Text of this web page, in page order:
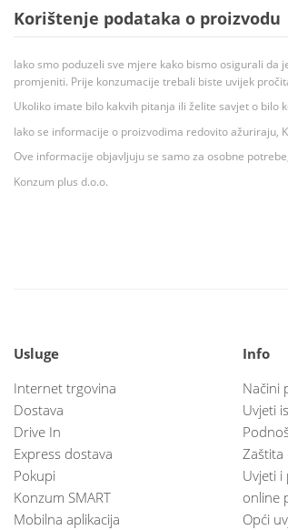
Korištenje podataka o proizvodu
Iako smo poduzeli sve mjere kako bismo osigurali
promjeniti. Prije konzumacije trebali biste uvijek
Ukoliko imate bilo kakvih pitanja ili želite savjet o bilo
Iako se informacije o proizvodima redovito ažuriraju,
Ove informacije objavljuju se samo za osobne
Konzum plus d.o.o.
Usluge
Internet trgovina
Dostava
Drive In
Express dostava
Pokupi
Konzum SMART
Mobilna aplikacija
Info
Načini
Uvjeti
Uvjeti i
online
Opći